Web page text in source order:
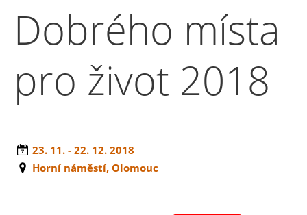
Dobrého místa
pro život 2018
23. 11. - 22. 12. 2018
Horní náměstí, Olomouc